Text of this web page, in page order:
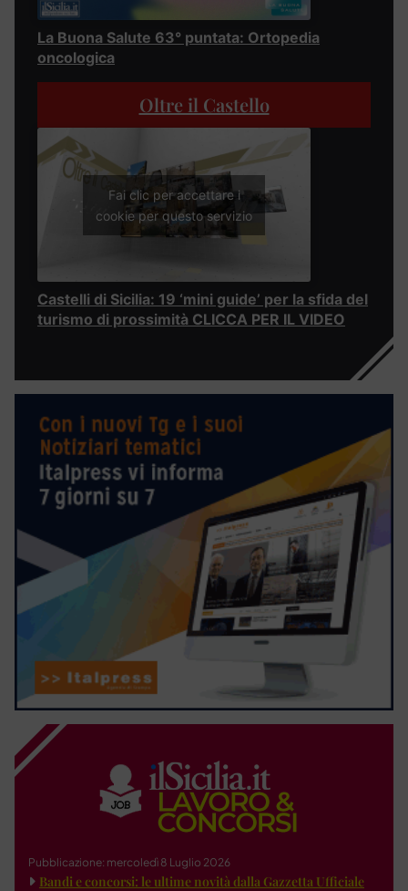
La Buona Salute 63° puntata: Ortopedia
oncologica
Oltre il Castello
Fai clic per accettare i
cookie per questo servizio
Castelli di Sicilia: 19 ‘mini guide’ per la sfida del
turismo di prossimità CLICCA PER IL VIDEO
Pubblicazione: mercoledì 8 Luglio 2026
Bandi e concorsi: le ultime novità dalla Gazzetta Ufficiale